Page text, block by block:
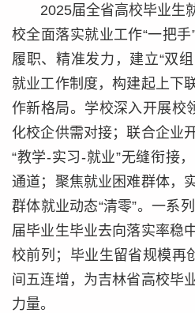
2025届全省高校毕业生
校全面落实就业工作“一把
履职、精准发力，建立“双
就业工作制度，构建起上下
作新格局。学校深入开展校
化校企供需对接；联合企业
“教学-实习-就业”无缝衔接
通道；聚焦就业困难群体，
群体就业动态“清零”。一系
届毕业生毕业去向落实率稳
校前列；毕业生留省规模再
间五连增，为吉林省高校毕
力量。